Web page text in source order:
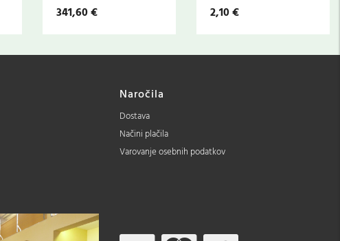
341,60 € 2,10 €
Naročila
Dostava
Načini plačila
Varovanje osebnih podatkov